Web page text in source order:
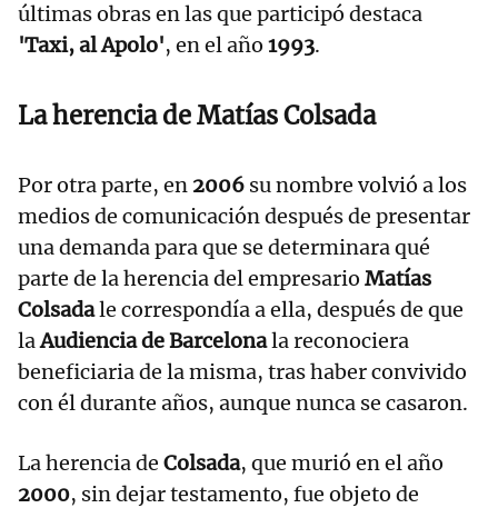
últimas obras en las que participó destaca
'Taxi, al Apolo', en el año 1993.
La herencia de Matías Colsada
Por otra parte, en 2006 su nombre volvió a los
medios de comunicación después de presentar
una demanda para que se determinara qué
parte de la herencia del empresario Matías
Colsadale correspondía a ella, después de que
laAudiencia de Barcelonala reconociera
beneficiaria de la misma, tras haber convivido
con él durante años, aunque nunca se casaron.
La herencia de Colsada, que murió en el año
2000, sin dejar testamento, fue objeto de